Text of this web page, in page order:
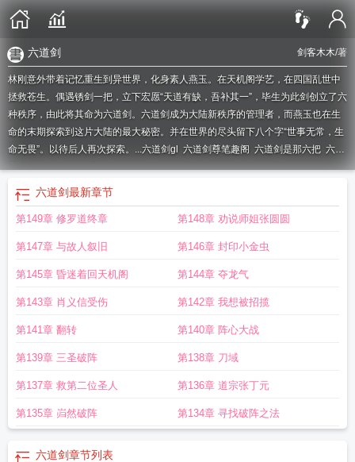
剑客木木/著
六道剑
林刚意外带着记忆重生到异世界，化身素人燕玉。在天机阁学艺，在四国乱世中
拯救苍生。偶遇锈剑一把，立下宏愿“天道有缺，吾补其一”，毕生为此剑创立了六
种秩序，由此将其命为六道剑。六道剑成为大陆新秩序的管理者，而燕玉也在生
命的末期探索到这片大陆的最大秘密。并在世界的尽头留下八个字“世事无常，生
命无畏”。以待后人再次探索。...六道剑gl 六道剑尊笔趣阁 六道剑是那六把 六道
带土的剑六道剑主是啥六道剑修六道剑法六道剑神六道剑魔六道剑诀 肖
六道剑经 六道剑决 六道剑一念无量劫
第六剑
螺旋手里剑六道剑匣六道手里剑 六道剑气六道剑守六道剑诀六道剑骨
决六道无我剑二十三六道剑魔万古第一神 六道鬼剑游戏六道剑神风清扬
六道剑最新章节
第149章 修罗道终章 第148章 劝说师姐张圆圆
第147章 与故人叙旧 第146章 封印小金虫
第145章 昏迷着回天机阁 第144章 夺龙气
第143章 肖义信受伤 第142章 我想被招揽
第141章 翻转 第140章 阵心大战
第139章 三圣破阵 第138章 刀域
第137章 救第二位圣人 第136章 道宗张丁元
第135章 岿然破阵 第134章 寻找破阵之法
六道剑章节列表